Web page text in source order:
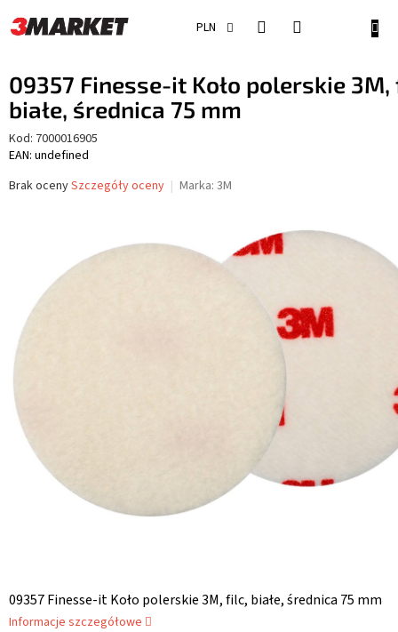
do
treści
PLN
09357 Finesse-it Koło polerskie
białe, średnica 75 mm
Kod: 7000016905
EAN: undefined
Średnia
gwiazdek.
Brak ocenySzczegóły oceny Marka: 3M
09357 Finesse-it Koło polerskie 3M, filc, białe, średnica 75 mm
Informacje szczegółowe